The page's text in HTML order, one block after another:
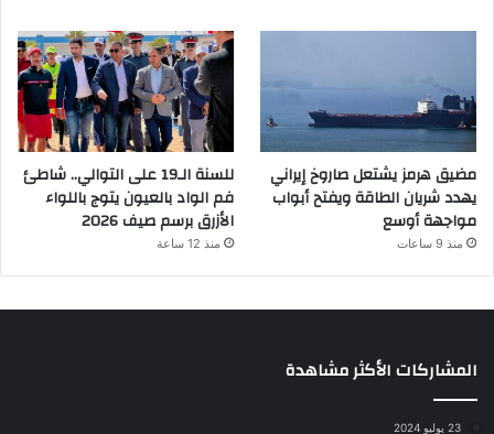
مضيق هرمز يشتعل صاروخ إيراني
يهدد شريان الطاقة ويفتح أبواب
مواجهة أوسع
منذ 9 ساعات
للسنة الـ19 على التوالي.. شاطئ
فم الواد بالعيون يتوج باللواء
الأزرق برسم صيف 2026
منذ 12 ساعة
المشاركات الأكثر مشاهدة
23 يوليو 2024